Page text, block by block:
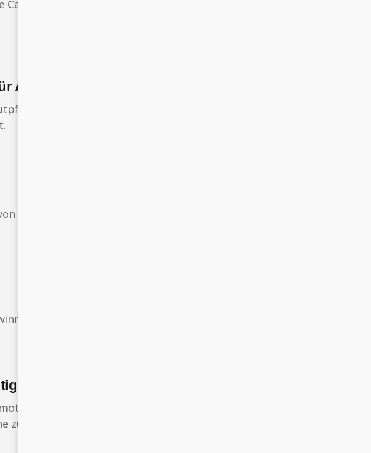
Light Infusion Eye Serum von La Prairie verspricht
Anti-Aging
vor, die alle Zeichen der Hautalterung effektiv
der bekannten Ärztin und Gender-Medizinerin Dr. med.
im Familienleben
geschrien und gezankt. Du stehst daneben und hast
zu besänftigen?